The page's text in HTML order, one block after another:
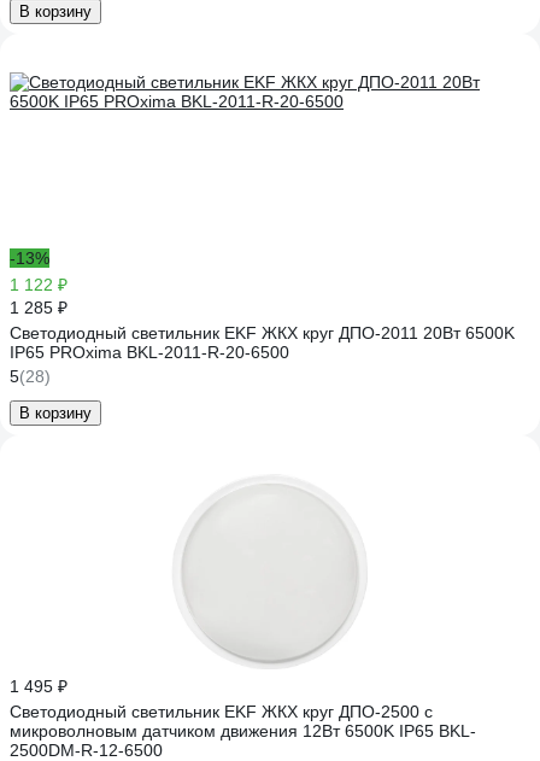
В корзину
-13%
1 122 ₽
1 285 ₽
Светодиодный светильник EKF ЖКХ круг ДПО-2011 20Вт 6500K
IP65 PROxima BKL-2011-R-20-6500
5(28)
В корзину
1 495 ₽
Светодиодный светильник EKF ЖКХ круг ДПО-2500 с
микроволновым датчиком движения 12Вт 6500K IP65 BKL-
2500DM-R-12-6500